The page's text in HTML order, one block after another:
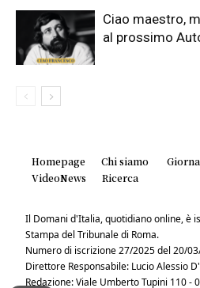
Ciao maestro,
al prossimo
Homepage Chi siamo
VideoNews
Ricerca
Il Domani d'Italia, quotidiano online, è
Stampa del Tribunale di Roma.
Numero di iscrizione 27/2025 del 20/
Direttore Responsabile: Lucio Alessio
Redazione: Viale Umberto Tupini 110 -